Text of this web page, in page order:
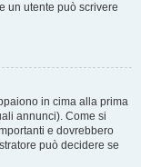
un utente può scrivere
in cima alla prima
annunci). Come si
e dovrebbero
può decidere se